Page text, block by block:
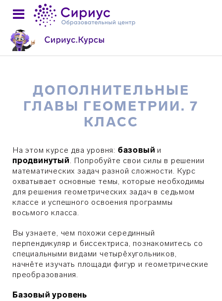
ДОПОЛНИТЕЛЬНЫЕ
ГЛАВЫ ГЕОМЕТРИИ. 7
КЛАСС
На этом курсе два уровня: базовыйи
продвинутый. Попробуйте свои силы в решении
математических задач разной сложности. Курс
охватывает основные темы, которые необходимы
для решения геометрических задач в седьмом
классе и успешного освоения программы
восьмого класса.
Вы узнаете, чем похожи серединный
перпендикуляр и биссектриса, познакомитесь со
специальными видами четырёхугольников,
начнёте изучать площади фигур и геометрические
преобразования.
Базовый уровень